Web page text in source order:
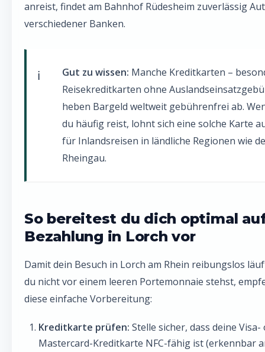
anreist, findet am Bahnhof Rüdesheim zuverlässig
verschiedener Banken.
Gut zu wissen: Manche Kreditkarten –
Reisekreditkarten ohne
heben Bargeld weltweit gebührenfrei ab.
du häufig reist, lohnt sich eine solche Karte
für Inlandsreisen in ländliche Regionen wie
Rheingau.
So bereitest du dich optimal
Bezahlung in Lorch vor
Damit dein Besuch in Lorch am Rhein reibungslos
du nicht vor einem leeren Portemonnaie stehst,
diese einfache Vorbereitung:
Kreditkarte prüfen: Stelle sicher, dass deine Visa-
Mastercard-Kreditkarte NFC-fähig ist (erkennbar